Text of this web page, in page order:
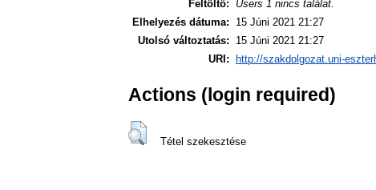
Feltöltő:
Users 1 nincs találat.
Elhelyezés dátuma:
15 Júni 2021 21:27
Utolsó változtatás:
15 Júni 2021 21:27
URI:
http://szakdolgozat.uni-
Actions (login required)
Tétel szekesztése